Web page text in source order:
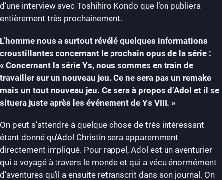
d’une interview avec Toshihiro Kondo que l’on publiera
entièrement très prochainement.
L’homme nous a surtout révélé quelques informations
croustillantes concernant le prochain opus de la série :
« Concernant la série Ys, nous sommes en train de
travailler sur un nouveau jeu. Ce ne sera pas un remake
mais un tout nouveau jeu. Ce sera à propos d’Adol et il se
situera juste après les événement de Ys VIII. »
On peut s’attendre à quelque chose de très intéressant
étant donné qu’Adol Christin sera apparemment
directement impliqué. Pour rappel, Adol est un aventurier
qui a voyagé à travers le monde et qui a vécu énormément
d’aventures qu’il a ensuite retranscrit dans son journal. On